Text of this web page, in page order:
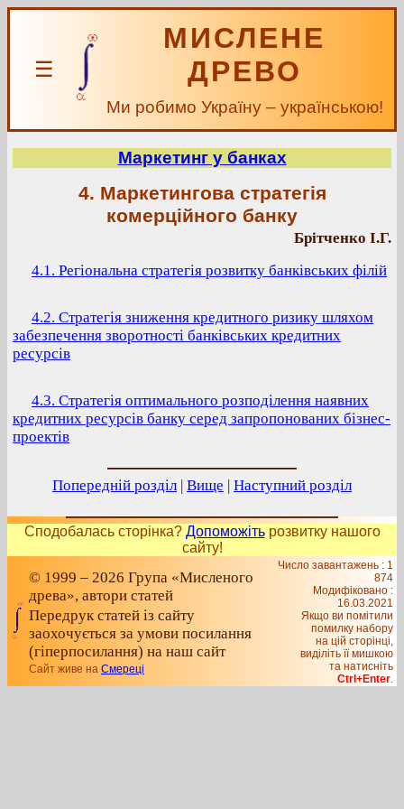
☰
МИСЛЕНЕ
ДРЕВО
Ми робимо Україну – українською!
Маркетинг у банках
4. Маркетингова стратегія
комерційного банку
Брітченко І.Г.
4.1. Регіональна стратегія розвитку банківських філій
4.2. Стратегія зниження кредитного ризику шляхом
забезпечення зворотності банківських кредитних
ресурсів
4.3. Стратегія оптимального розподілення наявних
кредитних ресурсів банку серед запропонованих бізнес-
проектів
Попередній розділ | Вище | Наступний розділ
Сподобалась сторінка? Допоможітьрозвитку нашого
сайту!
© 1999 – 2026 Група «Мисленого
древа», автори статей
Передрук статей із сайту
заохочується за умови посилання
(гіперпосилання) на наш сайт
Сайт живе на Смереці
Число завантажень : 1
874
Модифіковано :
16.03.2021
Якщо ви помітили
помилку набору
на цiй сторiнцi,
видiлiть її мишкою
та натисніть
Ctrl+Enter.